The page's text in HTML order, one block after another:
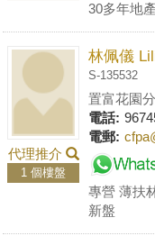
30多年地
代理推介
1 個樓盤
林佩儀
S-135532
置富花園
電話:
電郵:
專營 薄扶
新盤